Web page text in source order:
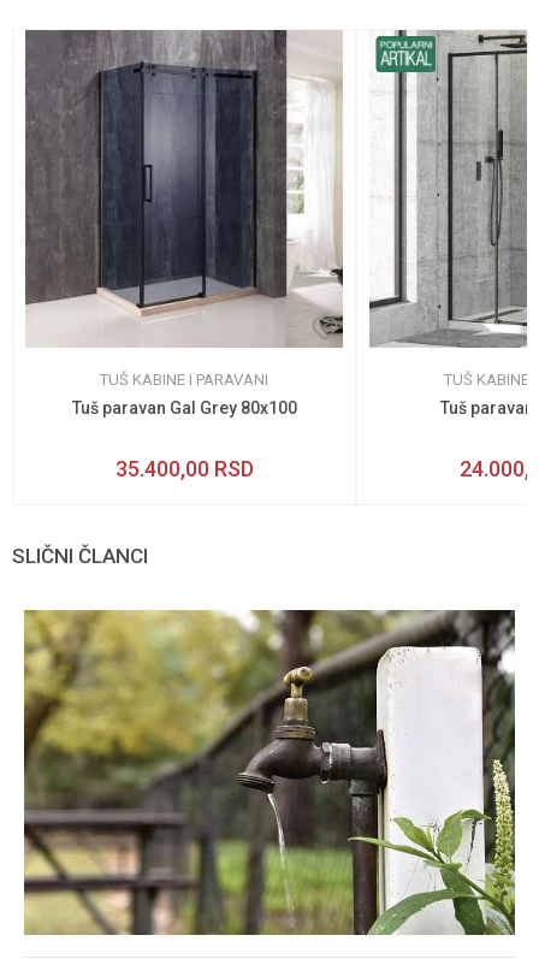
TUŠ KABINE I PARAVANI
Tuš paravan Gal Grey 80x100
35.400,00 RSD
TUŠ KABINE
Tuš paravan
SLIČNI ČLANCI